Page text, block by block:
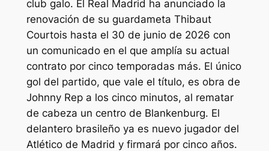
club galo. El Real Madrid ha anunciado la
renovación de su guardameta Thibaut
Courtois hasta el 30 de junio de 2026 con
un comunicado en el que amplía su actual
contrato por cinco temporadas más. El único
gol del partido, que vale el título, es obra de
Johnny Rep a los cinco minutos, al rematar
de cabeza un centro de Blankenburg. El
delantero brasileño ya es nuevo jugador del
Atlético de Madrid y firmará por cinco años.